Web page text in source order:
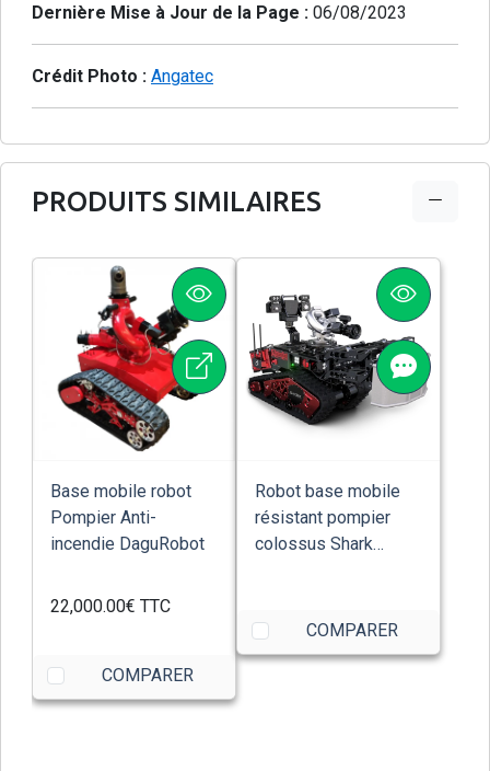
Dernière Mise à Jour de la Page : 06/08/2023
Crédit Photo : Angatec
PRODUITS SIMILAIRES
Base mobile robot
Pompier Anti-
incendie DaguRobot
22,000.00€ TTC
COMPARER
Robot base mobile
résistant pompier
colossus Shark
COMPARER